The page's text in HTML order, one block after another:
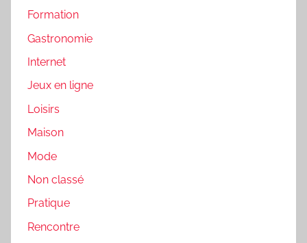
Formation
Gastronomie
Internet
Jeux en ligne
Loisirs
Maison
Mode
Non classé
Pratique
Rencontre